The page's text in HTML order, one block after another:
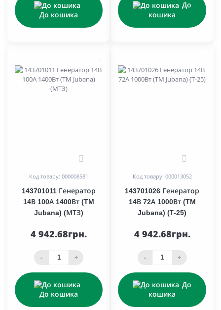
До кошика
До
кошика
0
Код товару: 000008581
143701011 Генератор
14В 100А 1400Вт (TM
Jubana) (МТЗ)
4 942.68грн.
- +
До кошика
0
Код товару: 000013052
143701026 Генератор
14В 72А 1000Вт (TM
Jubana) (Т-25)
4 942.68грн.
- +
До
кошика